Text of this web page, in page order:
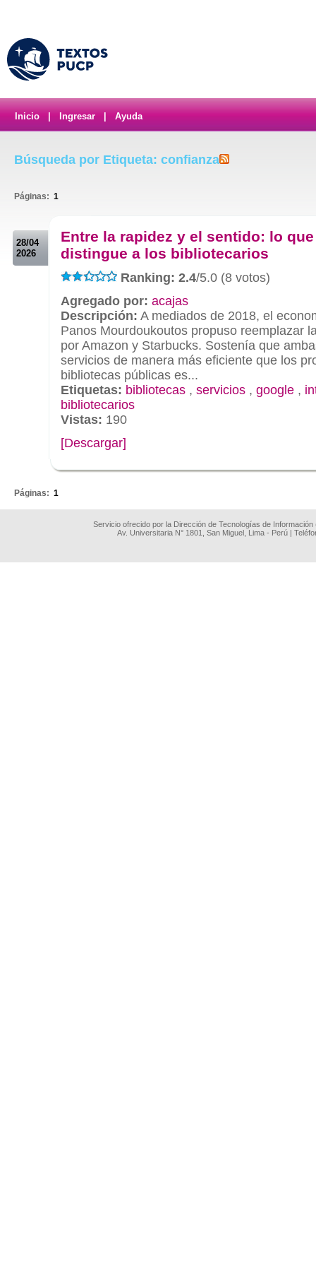
Inicio Ingresar Ayuda
Búsqueda por Etiqueta: confianza
Páginas: 1
28/04
2026
Entre la rapidez y el sentido: lo que
distingue a los bibliotecarios
Ranking: 2.4/5.0 (8 votos)
Agregado por: acajas
Descripción: A mediados de 2018, el
Panos Mourdoukoutos propuso reemplazar
por Amazon y Starbucks. Sostenía que
servicios de manera más eficiente que los
bibliotecas públicas es...
Etiquetas: bibliotecas , servicios , google ,
bibliotecarios
Vistas: 190
[Descargar]
Páginas: 1
Servicio ofrecido por la Dirección de Tecnologías de
Av. Universitaria N° 1801, San Miguel, Lima - Perú |